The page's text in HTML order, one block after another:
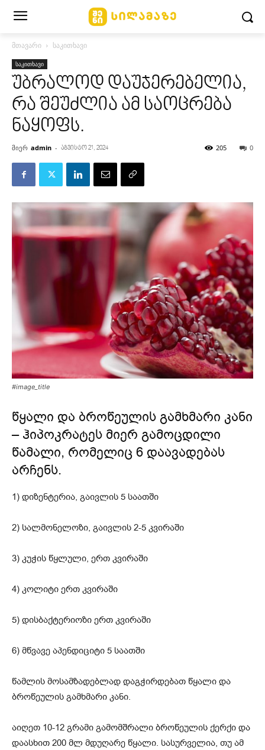
მთავარი საკითხავი
საკითხავი
უბრალოდ დაუჯერებელია,
რა შეუძლია ამ საოცრება
ნაყოფს.
მიერ admin - აგვისტო 21, 2024 0
205
#image_title
წყალი და ბროწეულის გამხმარი კანი
– ჰიპოკრატეს მიერ გამოცდილი
წამალი, რომელიც 6 დაავადებას
არჩენს.
1) დიზენტერია, გაივლის 5 საათში
2) სალმონელოზი, გაივლის 2-5 კვირაში
3) კუჭის წყლული, ერთ კვირაში
4) კოლიტი ერთ კვირაში
5) დისბაქტერიოზი ერთ კვირაში
6) მწვავე აპენდიციტი 5 საათში
წამლის მოსამზადებლად დაგჭირდებათ წყალი და
ბროწეულის გამხმარი კანი.
აიღეთ 10-12 გრამი გამომშრალი ბროწეულის ქერქი და
დაასხით 200 მლ მდუღარე წყალი. სასურველია, თუ ამ